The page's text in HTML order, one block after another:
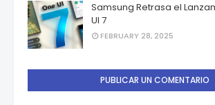
Samsung Retrasa el
UI 7
FEBRUARY 28, 2025
PUBLICAR UN COMENTARIO